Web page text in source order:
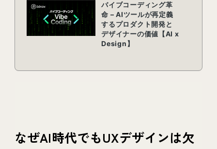
なぜAI時代でもUXデザインは欠